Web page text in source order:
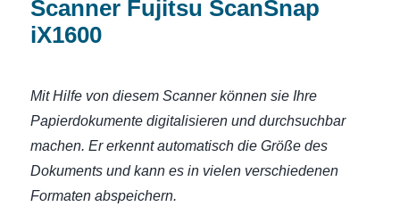
Scanner Fujitsu ScanSnap
iX1600
Mit Hilfe von diesem Scanner können sie Ihre
Papierdokumente digitalisieren und durchsuchbar
machen.Er erkennt automatisch die Größe des
Dokuments und kannes in vielen verschiedenen
Formaten abspeichern.